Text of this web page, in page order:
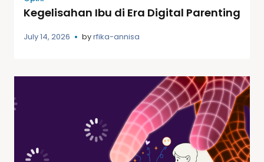
Kegelisahan Ibu di Era Digital Parenting
July 14, 2026 byrfika-annisa